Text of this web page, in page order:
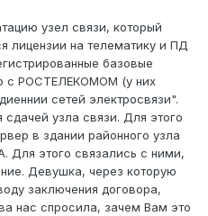
узел связи, который
лицензии на телематику и ПД
базовые
с РОСТЕЛЕКОМОМ (у них
сетей электросвязи".
узла связи. Для этого
в здании районного узла
Для этого связались с ними,
Девушка, через которую
заключения договора,
нас спросила, зачем Вам это